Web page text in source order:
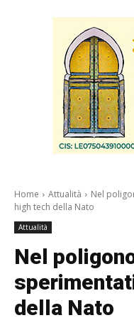
Home Attualità
Nel
high tech della Nato
Attualità
Nel
della Nato